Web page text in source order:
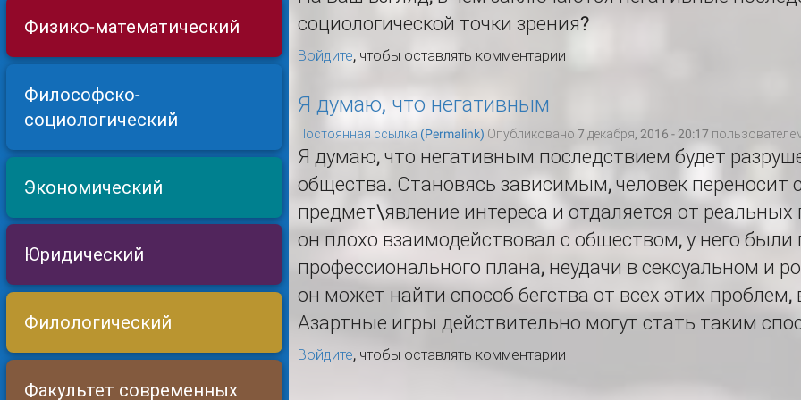
Физико-математический
Философско-
социологический
Экономический
Юридический
Филологический
Факультет современных
социологической точки зрения?
Войдите, чтобы оставлять комментарии
Я думаю, что негативным
Постоянная ссылка (Permalink) Опубликовано 7 декабря, 2016 - 20:17
Я думаю, что негативным последствием будет
общества. Становясь зависимым, человек переносит
предмет\явление интереса и отдаляется от
он плохо взаимодействовал с обществом, у него
профессионального плана, неудачи в сексуальном и
он может найти способ бегства от всех этих
Азартные игры действительно могут стать таким
Войдите, чтобы оставлять комментарии